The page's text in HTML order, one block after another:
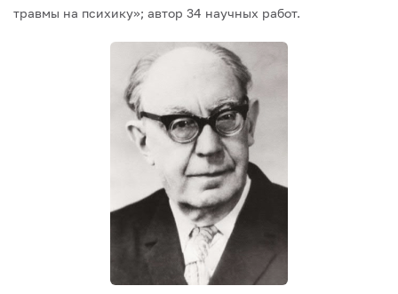
травмы на психику»; автор 34 научных работ.